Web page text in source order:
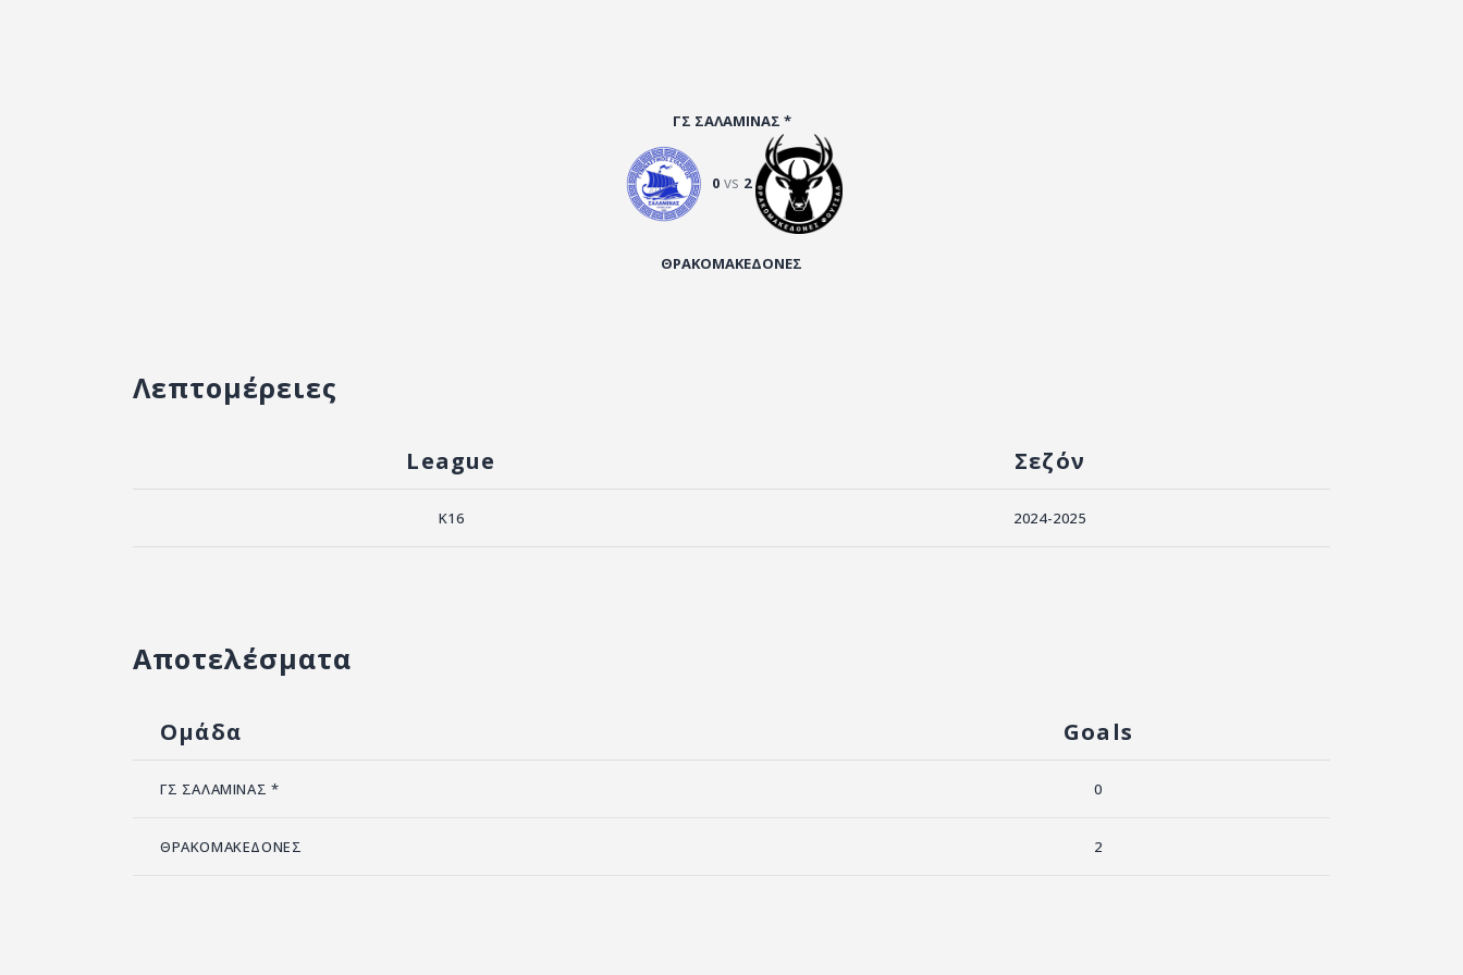
ΓΣ ΣΑΛΑΜΙΝΑΣ *
0 vs 2
ΘΡΑΚΟΜΑΚΕΔΟΝΕΣ
Λεπτομέρειες
League Σεζόν
K16 2024-2025
Αποτελέσματα
Ομάδα Goals
ΓΣ ΣΑΛΑΜΙΝΑΣ * 0
ΘΡΑΚΟΜΑΚΕΔΟΝΕΣ 2